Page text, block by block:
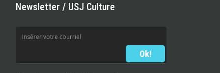
Newsletter / USJ Culture